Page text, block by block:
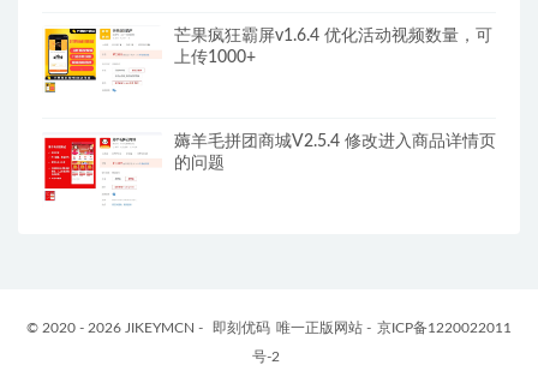
芒果疯狂霸屏v1.6.4 优化活动视频数量，可
上传1000+
薅羊毛拼团商城V2.5.4 修改进入商品详情页
的问题
© 2020 - 2026 JIKEYMCN - 即刻优码 唯一正版网站 - 京ICP备1220022011
号-2